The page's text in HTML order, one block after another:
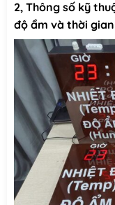
2, Thông số kỹ
độ ẩm và thời gian